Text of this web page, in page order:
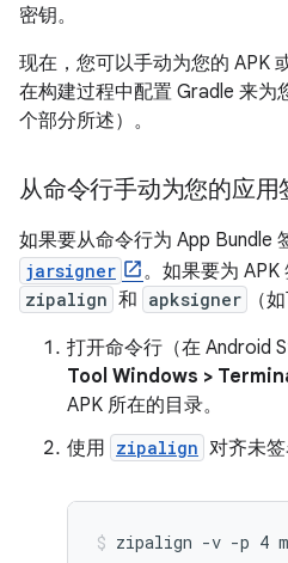
密钥。
现在，您可以手动为您的 APK
在构建过程中配置 Gradle 来为
个部分所述）。
从命令行手动为您的应用
如果要从命令行为 App Bundle
jarsigner 。如果要为
zipalign 和 apksigner
（
打开命令行（在 Android
Tool Windows >
APK 所在的目录。
使用 zipalign 对齐未签